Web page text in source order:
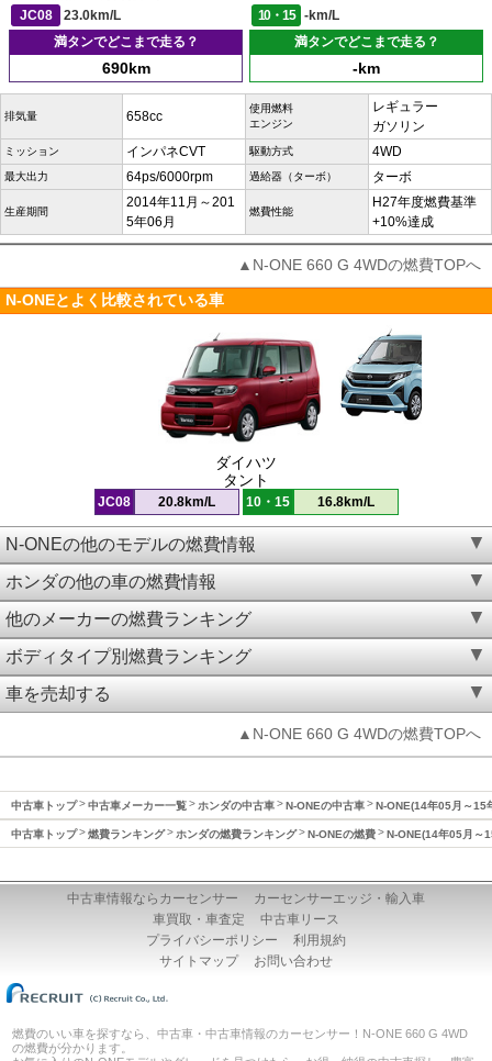
JC08
23.0km/L 10・15
-km/L
満タンでどこまで走る？
690km
満タンでどこまで走る？
-km
排気量 658cc
使用燃料
エンジン
レギュラー
ガソリン
ミッション インパネCVT 駆動方式 4WD
最大出力 64ps/6000rpm 過給器（ターボ） ターボ
生産期間
2014年11月～201
5年06月
燃費性能
H27年度燃費基準
+10%達成
▲N-ONE 660 G 4WDの燃費TOPへ
N-ONEとよく比較されている車
ダイハツ
タント
JC08 20.8km/L 10・15 16.8km/L
N-ONEの他のモデルの燃費情報
ホンダの他の車の燃費情報
他のメーカーの燃費ランキング
ボディタイプ別燃費ランキング
車を売却する
▲N-ONE 660 G 4WDの燃費TOPへ
中古車トップ 中古車メーカー一覧 ホンダの中古車 N-ONEの中古車 N-ONE(14年05月～15
中古車トップ 燃費ランキング ホンダの燃費ランキング N-ONEの燃費 N-ONE(14年05月～
中古車情報ならカーセンサー
カーセンサーエッジ・輸入車
車買取・車査定
中古車リース
プライバシーポリシー
利用規約
サイトマップ
お問い合わせ
燃費のいい車を探すなら、中古車・中古車情報のカーセンサー！N-ONE 660 G 4WD
の燃費が分かります。